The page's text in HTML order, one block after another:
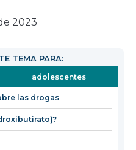
2023
TEMA PARA:
adolescentes
las drogas